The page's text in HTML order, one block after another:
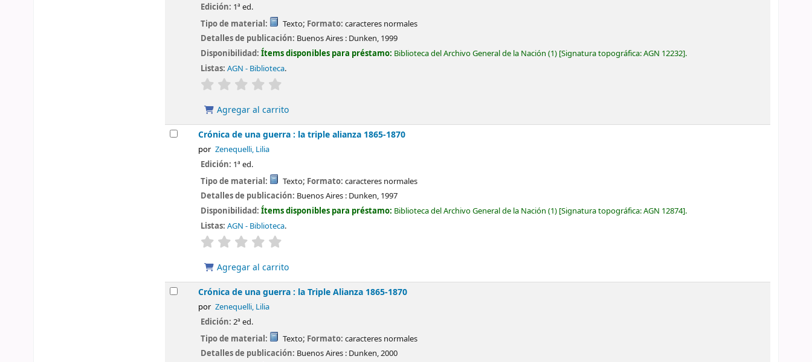
Edición: 1ª ed.
Tipo de material:
Texto; Formato: caracteres normales
Detalles de publicación: Buenos Aires : Dunken, 1999
Disponibilidad:Ítems disponibles para préstamo: Biblioteca del Archivo General de la Nación (1) Signatura topográfica:AGN 12232 .
Listas: AGN - Biblioteca.
valoración
Agregar al carrito
Crónica de una guerra : la triple alianza 1865-1870
por Zenequelli, Lilia
Edición: 1ª ed.
Tipo de material:
Texto; Formato: caracteres normales
Detalles de publicación: Buenos Aires : Dunken, 1997
Disponibilidad:Ítems disponibles para préstamo: Biblioteca del Archivo General de la Nación (1) Signatura topográfica:AGN 12874 .
Listas: AGN - Biblioteca.
valoración
Agregar al carrito
Crónica de una guerra : la Triple Alianza 1865-1870
por Zenequelli, Lilia
Edición:2ª ed.
Tipo de material:
Texto; Formato: caracteres normales
Detalles de publicación: Buenos Aires : Dunken,2000